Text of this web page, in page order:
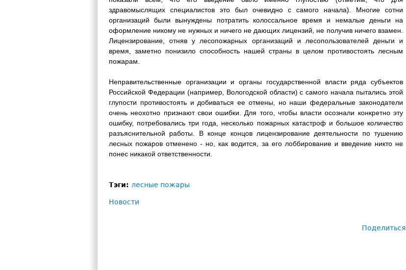
здравомыслящих специалистов это был очевидно с самого начала). Многие сотни
организаций были вынуждены потратить колоссальное время и немалые деньги на
оформление никому не нужных и ничего не дающих лицензий, не получив ничего взамен.
Лицензирование, отняв у лесопожарных организаций и лесопользователей деньги и
время, заметно понизило способность нашей страны в целом противостоять лесным
пожарам.
Неправительственные организации и органы государственной власти ряда субъектов
Российской Федерации (например, Вологодской области) с самого начала пытались этой
глупости противостоять и добиваться ее отмены, но наши федеральные законодатели
очень неохотно признают свои ошибки. Для того, чтобы власти осознали конкретно эту
ошибку, потребовались три года, несколько пожарных катастроф и большое количество
разъяснительной работы. В конце концов лицензирование деятельности по тушению
лесных пожаров отменено - но, как водится, за его лоббирование и введение никто не
понес никакой ответственности.
Тэги: лесные пожары
Новости
Поделиться